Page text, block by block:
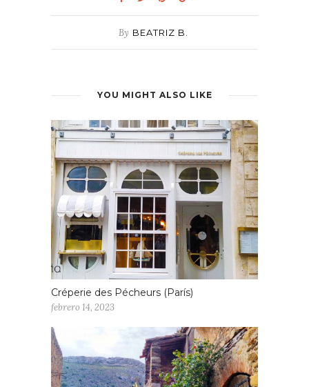
By BEATRIZ B.
YOU MIGHT ALSO LIKE
Créperie des Pécheurs (París)
febrero 14, 2023